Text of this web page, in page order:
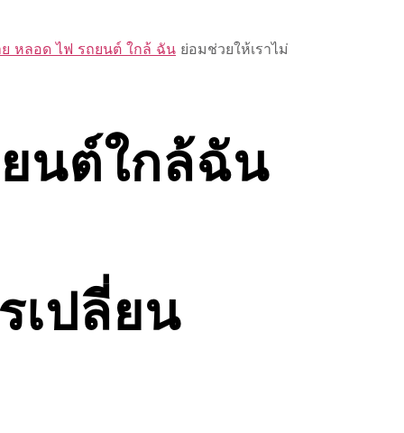
หลอด ไฟ รถยนต์ ใกล้ ฉัน ย่อมช่วยให้เราไม่
นต์ใกล้ฉัน
เปลี่ยน